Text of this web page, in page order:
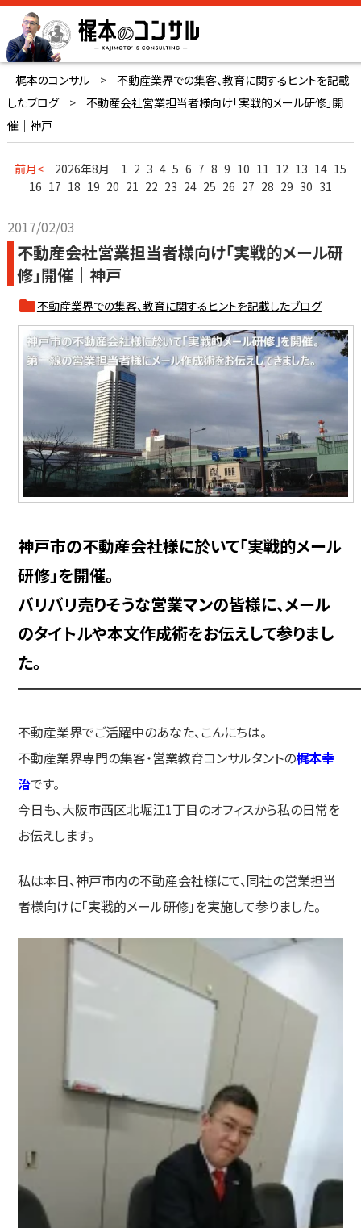
梶本のコンサル >
不動産業界での集客、教育に関するヒントを記載
したブログ
>
不動産会社営業担当者様向け「実戦的メール研修」開
催｜神戸
前月< 2026年8月 1 2 3 4 5 6 7 8 9 10 11 12 13 14 15
16 17 18 19 20 21 22 23 24 25 26 27 28 29 30 31
2017/02/03
不動産会社営業担当者様向け「実戦的メール研
修」開催｜神戸
不動産業界での集客、教育に関するヒントを記載したブログ
神戸市の不動産会社様に於いて「実戦的メール
研修」を開催。
バリバリ売りそうな営業マンの皆様に、メール
のタイトルや本文作成術をお伝えして参りまし
た。
不動産業界でご活躍中のあなた、こんにちは。
不動産業界専門の集客・営業教育コンサルタントの梶本幸
治です。
今日も、大阪市西区北堀江1丁目のオフィスから私の日常を
お伝えします。
私は本日、神戸市内の不動産会社様にて、同社の営業担当
者様向けに「実戦的メール研修」を実施して参りました。